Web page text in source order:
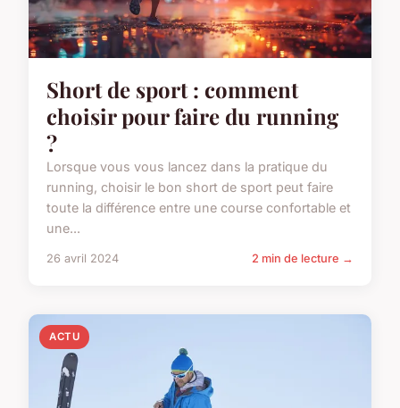
Short de sport : comment
choisir pour faire du running
?
Lorsque vous vous lancez dans la pratique du
running, choisir le bon short de sport peut faire
toute la différence entre une course confortable et
une...
26 avril 2024 2 min de lecture →
ACTU